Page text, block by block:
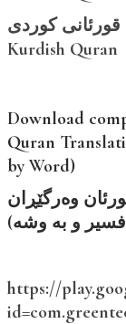
قورئانی کوردی
Kurdish Quran
Download
Quran
by Word)
وەرگێڕان
و بە وشە)
https://